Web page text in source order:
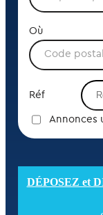
Où
Réf
Annonces
DÉPOSEZ et